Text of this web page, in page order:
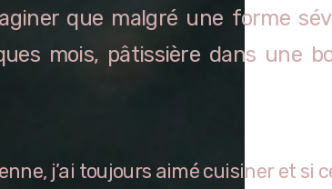
que malgré une forme
mois, pâtissière dans une
j’ai toujours aimé cuisiner et si